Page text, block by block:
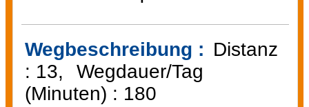
Wegbeschreibung : Distanz
: 13
Wegdauer/Tag
(Minuten) : 180